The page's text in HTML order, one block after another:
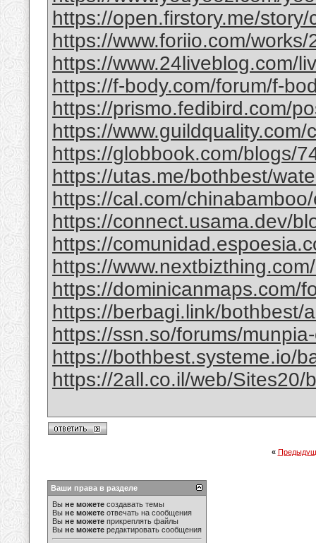
https://open.firstory.me/
https://www.foriio.com/
https://www.24liveblog.com/
https://f-body.com/forum/f-
https://prismo.fedibird.com/
https://
https://globbook.com/blogs/
https://utas.me/bothbest/
https://cal.com/
https://connect.usama.dev/
https://
https://
https://dominicanmaps.com/
https://berbagi.link/bothbest/
https://ssn.so/forums/
https://bothbest.systeme.io/
https://2all.co.il/web/Sites20/
«
Ваши права в разделе
Вы не можете создавать темы
Вы не можете отвечать на сообщения
Вы не можете прикреплять файлы
Вы не можете редактировать сообщения